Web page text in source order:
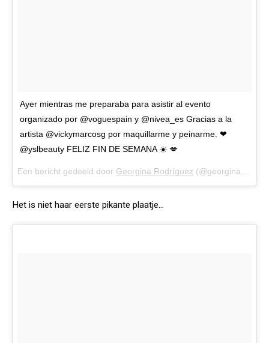
Ayer mientras me preparaba para asistir al evento
organizado por @voguespain y @nivea_es Gracias a la
artista @vickymarcosg por maquillarme y peinarme. ❤
@yslbeauty FELIZ FIN DE SEMANA ☀️ 💋
Een bericht gedeeld door Georgina Rodríguez (@georginagio) op
Het is niet haar eerste pikante plaatje...